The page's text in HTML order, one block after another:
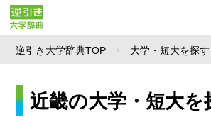
逆引き大学辞典TOP 大学・短大を探す
近畿の大学・短大を